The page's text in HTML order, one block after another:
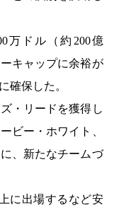
万ドル（約200億
キャップに余裕が
確保した。
・リードを獲得し
ビー・ホワイト、
、新たなチームづ
に出場するなど安